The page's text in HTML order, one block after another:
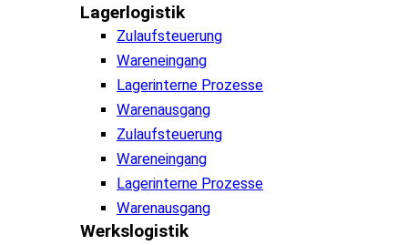
Lagerlogistik
Zulaufsteuerung
Wareneingang
Lagerinterne Prozesse
Warenausgang
Zulaufsteuerung
Wareneingang
Lagerinterne Prozesse
Warenausgang
Werkslogistik